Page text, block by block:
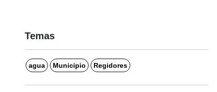
Temas
agua Municipio Regidores